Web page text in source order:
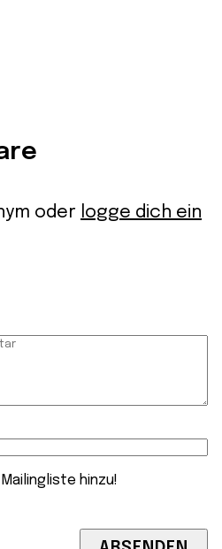
oder logge dich ein
hinzu!